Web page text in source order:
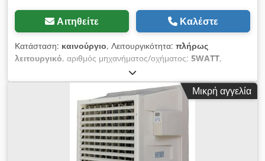
Αιτηθείτε Καλέστε
Κατάσταση: καινούργιο, Λειτουργικότητα: πλήρως
λειτουργικό, αριθμός μηχανήματος/οχήματος: 5WATT,
Original μοτέρ ανεμιστήρα OLMO 5W άμεσα διαθέσιμα 880
τεμάχια ΚΑΙΝΟΥΡΙΑ Crsdpfx Aeup A Sremrjf
Μικρή αγγελία